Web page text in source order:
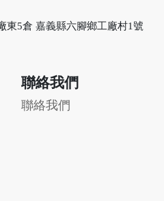
東5倉 嘉義縣六腳鄉工廠村1號
聯絡我們
聯絡我們